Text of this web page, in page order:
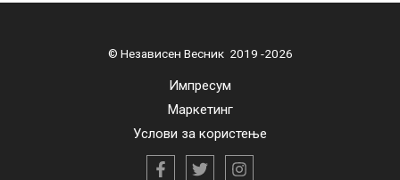
© Независен Весник 2019 -2026
Импресум
Маркетинг
Услови за користење